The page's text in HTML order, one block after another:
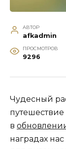
АВТОР
afkadmin
ПРОСМОТРОВ
9296
Чудесный
путешествие
в
наградах